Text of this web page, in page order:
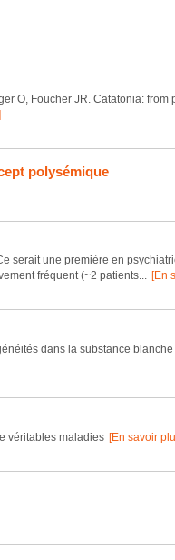
O, Foucher JR. Catatonia: from
polysémique
serait une première en
fréquent (~2 patients...
[En
dans la substance blanche
véritables maladies [En savoir